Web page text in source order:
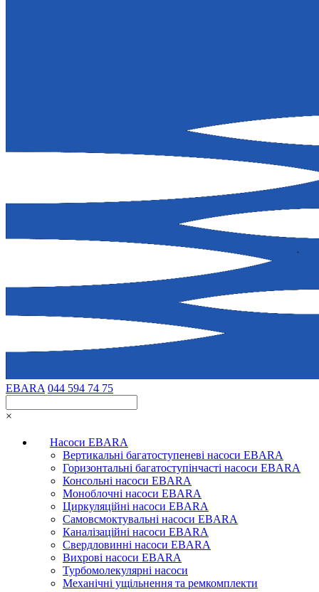
EBARA 044 594 74 75
×
Насоси EBARA
Вертикальні багатоступеневі насоси EBARA
Горизонтальні багатоступінчасті насоси EBARA
Консольні насоси EBARA
Моноблочні насоси EBARA
Циркуляційні насоси EBARA
Самовсмоктувальні насоси EBARA
Каналізаційні насоси EBARA
Свердловинні насоси EBARA
Вихрові насоси EBARA
Турбомолекулярні насоси
Механічні ущільнення та ремкомплекти